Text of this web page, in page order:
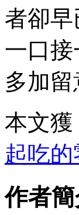
者卻
一口
多加
本文
起吃的
作者